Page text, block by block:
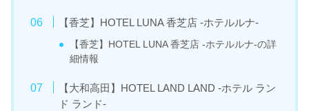
【香芝】HOTEL LUNA 香芝店 -ホテルルナ-
【香芝】HOTEL LUNA 香芝店 -ホテルルナ-の詳
細情報
【大和高田】HOTEL LAND LAND -ホテル ラン
ド ランド-